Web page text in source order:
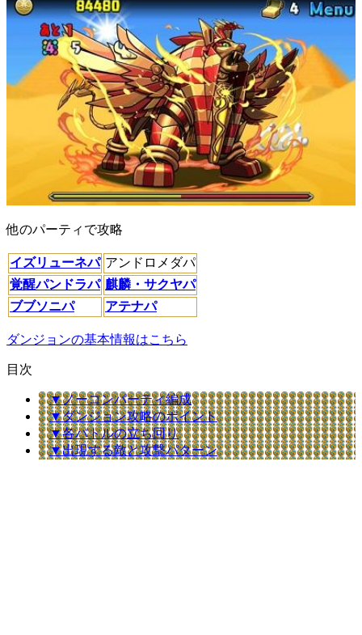
他のパーティで攻略
イズリューネパ アンドロメダパ
覚醒パンドラパ 麒麟・サクヤパ
ブブソニパ
アテナパ
ダンジョンの基本情報はこちら
目次
▼ノーコンパーティ編成
▼ダンジョン攻略のポイント
▼各バトルの立ち回り
▼出現する敵と攻撃パターン